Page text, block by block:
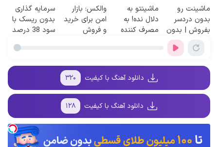
ماشینت رو
بدون دردسر
بفروش | بدون
کمسیون 😍
ماشینتو به
دلال نده! به
مصرف کننده
والکس: بازار
امن برای خرید
و فروش
سرمایه گذاری
بدون ریسک با
سود 38 درصد
دانلود آهنگ با کیفیت ۳۲۰
دانلود آهنگ با کیفیت ۱۲۸